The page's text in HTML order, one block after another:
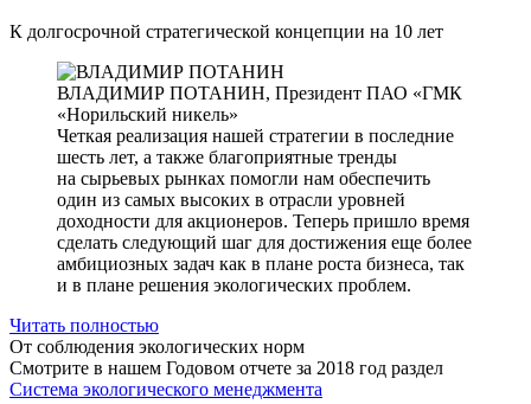
К долгосрочной стратегической концепции на 10 лет
ВЛАДИМИР ПОТАНИН, Президент ПАО «ГМК
«Норильский никель»
Четкая реализация нашей стратегии в последние
шесть лет, а также благоприятные тренды
на сырьевых рынках помогли нам обеспечить
один из самых высоких в отрасли уровней
доходности для акционеров. Теперь пришло время
сделать следующий шаг для достижения еще более
амбициозных задач как в плане роста бизнеса, так
и в плане решения экологических проблем.
Читать полностью
От соблюдения экологических норм
Смотрите в нашем Годовом отчете за 2018 год раздел
Система экологического менеджмента